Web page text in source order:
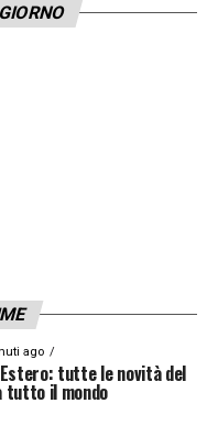
ago
tutte le novità del
tutto il mondo